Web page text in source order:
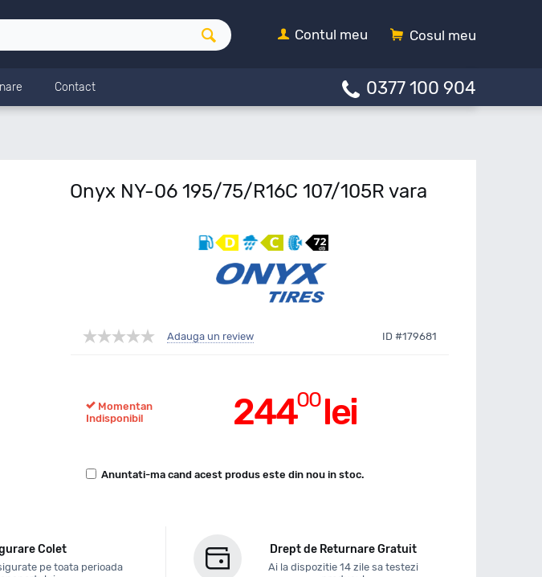
Cosul meu
Contul meu
Contact 0377 100 904
Onyx NY-06 195/75/R16C 107/105R vara
Adauga un review ID #179681
24400lei
Momentan
Indisponibil
Anuntati-ma cand acest produs este din nou in stoc.
Colet
pe toata perioada
Drept de Returnare Gratuit
Ai la dispozitie 14 zile sa testezi